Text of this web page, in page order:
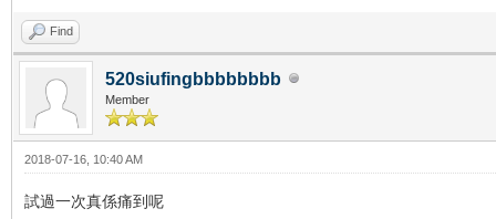
Find
520siufingbbbbbbbb
Member
2018-07-16, 10:40 AM
試過一次真係痛到呢